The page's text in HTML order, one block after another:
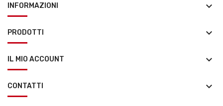
INFORMAZIONI keyboard_arrow_down
PRODOTTI keyboard_arrow_down
IL MIO ACCOUNT keyboard_arrow_down
CONTATTI keyboard_arrow_down